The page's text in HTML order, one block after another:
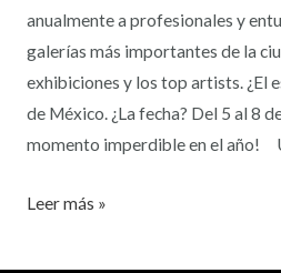
anualmente a profesionales y
galerías más importantes de la
exhibiciones y los top artists. ¿El
de México. ¿La fecha? Del 5 al 8
momento imperdible en el año!
Leer más »